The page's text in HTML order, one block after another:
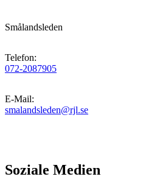
Smålandsleden
Telefon:
072-2087905
E-Mail:
smalandsleden@rjl.se
Soziale Medien